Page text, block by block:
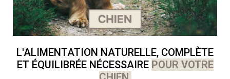
L'ALIMENTATION NATURELLE, COMPLÈTE
ET ÉQUILIBRÉE NÉCESSAIRE POUR VOTRE